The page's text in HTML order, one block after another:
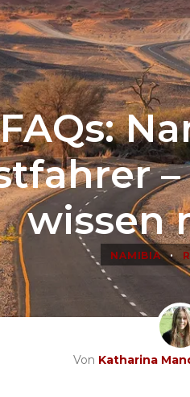
–
wissen
NAMIBIA •
Von Katharina